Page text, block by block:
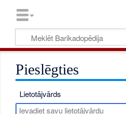
Pieslēgties
Lietotājvārds